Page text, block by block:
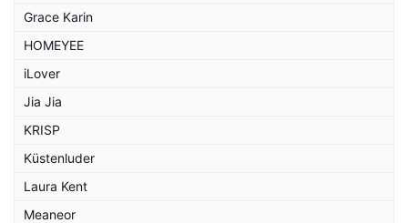
Grace Karin
HOMEYEE
iLover
Jia Jia
KRISP
Küstenluder
Laura Kent
Meaneor